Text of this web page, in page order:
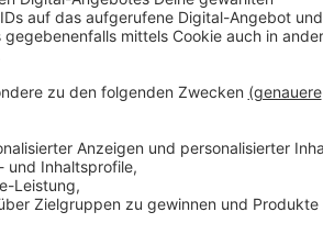
"The Git Up" und dem dazugehörigen
Leute haben seine Moves mit der
auch internationale DJ-Größen wie
nennt Ihn die internationale
Pitbull oder Fergie. Er ist Produzent,
dass er manchmal vergisst